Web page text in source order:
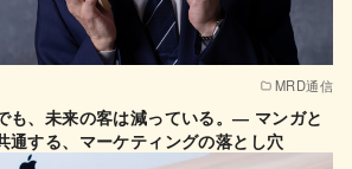
MRD通信
も、未来の客は減っている。― マンガと
通する、マーケティングの落とし穴